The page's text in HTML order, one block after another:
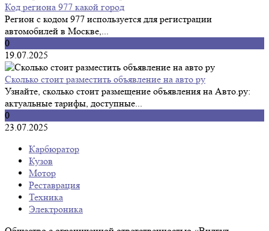
Код региона 977 какой город
Регион с кодом 977 используется для регистрации
автомобилей в Москве,...
0
19.07.2025
Сколько стоит разместить объявление на авто ру
Узнайте, сколько стоит размещение объявления на Авто.ру:
актуальные тарифы, доступные...
0
23.07.2025
Карбюратор
Кузов
Мотор
Реставрация
Техника
Электроника